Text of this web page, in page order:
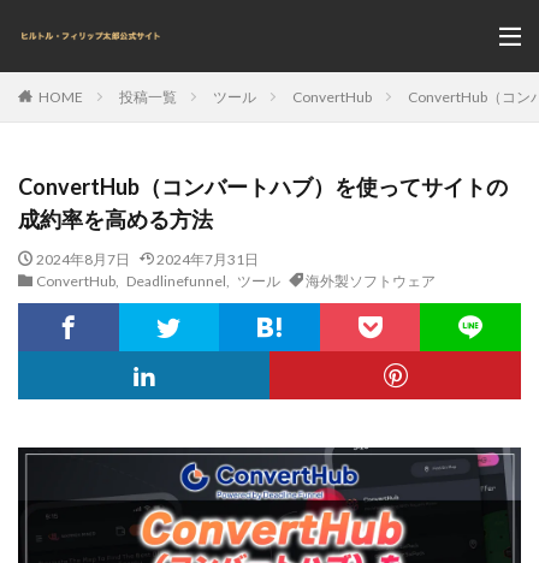
HOME 投稿一覧 ツール ConvertHub ConvertHub（コン
ConvertHub（コンバートハブ）を使ってサイトの
成約率を高める方法
2024年8月7日
2024年7月31日
ConvertHub, Deadlinefunnel ツール 海外製ソフトウェア